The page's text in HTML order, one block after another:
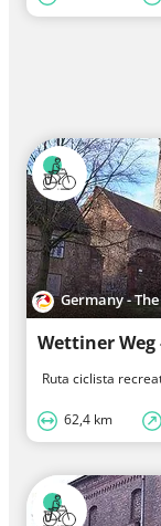
Germany -
Wettiner Weg
Ruta ciclista
62,4 km